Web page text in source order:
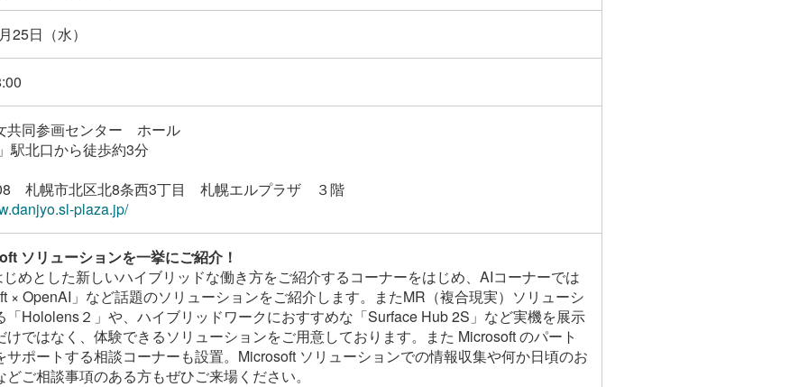
25日（水）
共同参画センター ホール
駅北口から徒歩約3分
札幌市北区北8条西3丁目 札幌エルプラザ ３階
plaza.jp/
ソリューションを一挙にご紹介！
めとした新しいハイブリッドな働き方をご紹介するコーナーをはじめ、AIコーナーでは
× OpenAI」など話題のソリューションをご紹介します。またMR（複合現実）ソリューシ
「Hololens２」や、ハイブリッドワークにおすすめな「Surface Hub 2S」など実機を展示
けではなく、体験できるソリューションをご用意しております。また Microsoft のパート
サポートする相談コーナーも設置。Microsoft ソリューションでの情報収集や何か日頃のお
どご相談事項のある方もぜひご来場ください。